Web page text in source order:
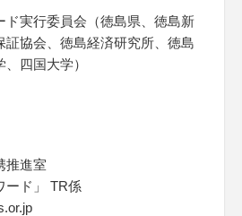
ド実行委員会（徳島県、徳島新
証協会、徳島経済研究所、徳島
四国大学）
推進室
ード」 TR係